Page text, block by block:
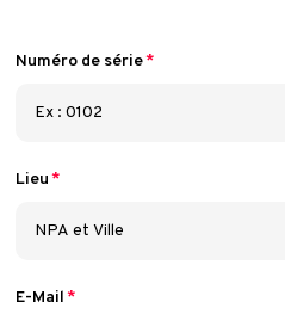
Numéro de série
Lieu
E-Mail